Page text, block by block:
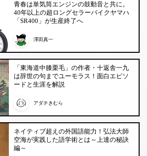
青春は単気筒エンジンの鼓動音と共に。
40年以上の超ロングセラーバイクヤマハ
「SR400」が生産終了へ
澤田真一
「東海道中膝栗毛」の作者・十返舎一九
は辞世の句までユーモラス！面白エピソ
ードと生涯を解説
アダチきむら
ネイティブ超えの外国語能力！弘法大師
空海が実践した語学術とは～上達の秘訣
編～